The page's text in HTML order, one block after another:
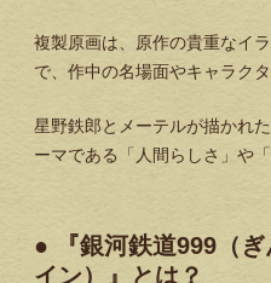
複製原画は、原作の貴重なイ
で、作中の名場面やキャラク
星野鉄郎とメーテルが描かれ
ーマである「人間らしさ」や
● 『銀河鉄道999（
イン）』とは？